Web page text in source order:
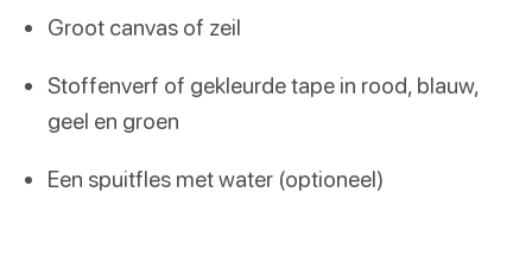
Groot canvas of zeil
Stoffenverf of gekleurde tape in rood, blauw,
geel en groen
Een spuitfles met water (optioneel)